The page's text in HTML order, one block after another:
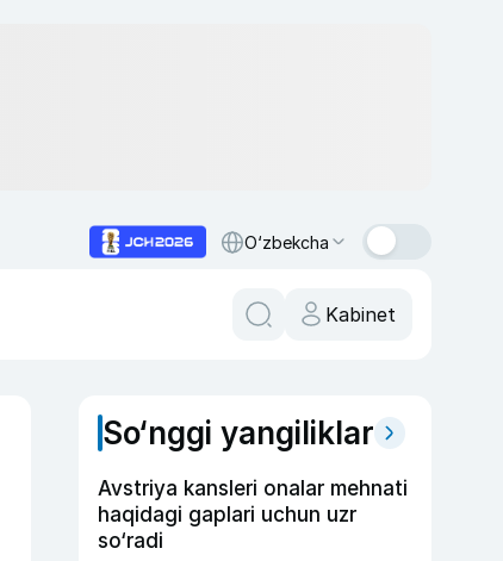
O‘zbekcha
Kabinet
So‘nggi yangiliklar
Avstriya kansleri onalar mehnati
haqidagi gaplari uchun uzr
so‘radi